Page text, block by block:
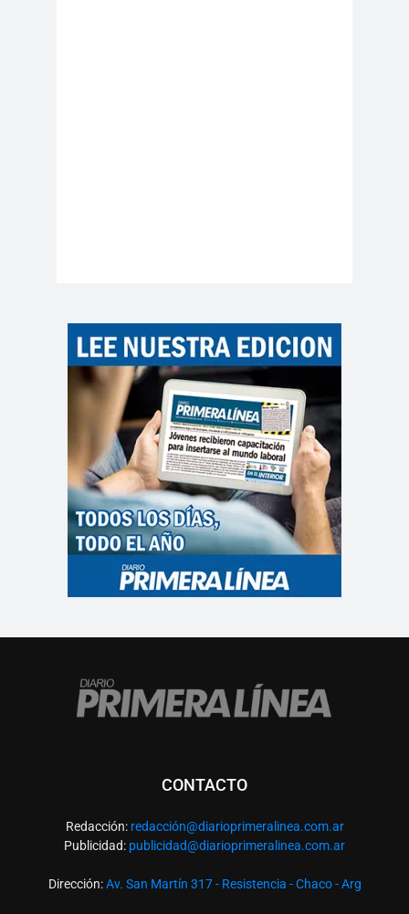
CONTACTO
Redacción: redacción@diarioprimeralinea.com.ar
Publicidad: publicidad@diarioprimeralinea.com.ar
Dirección:Av. San Martín 317 - Resistencia - Chaco - Arg